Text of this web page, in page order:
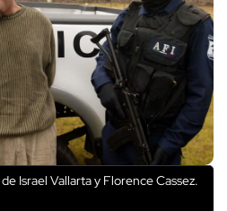
Israel Vallarta y Florence Cassez.